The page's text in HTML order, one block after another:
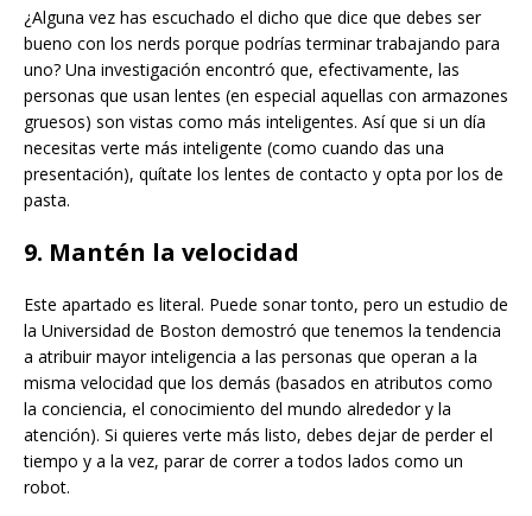
¿Alguna vez has escuchado el dicho que dice que debes ser
bueno con los nerds porque podrías terminar trabajando para
uno? Una investigación encontró que, efectivamente, las
personas que usan lentes (en especial aquellas con armazones
gruesos) son vistas como más inteligentes. Así que si un día
necesitas verte más inteligente (como cuando das una
presentación), quítate los lentes de contacto y opta por los de
pasta.
9. Mantén la velocidad
Este apartado es literal. Puede sonar tonto, pero un estudio de
la Universidad de Boston demostró que tenemos la tendencia
a atribuir mayor inteligencia a las personas que operan a la
misma velocidad que los demás (basados en atributos como
la conciencia, el conocimiento del mundo alrededor y la
atención). Si quieres verte más listo, debes dejar de perder el
tiempo y a la vez, parar de correr a todos lados como un
robot.